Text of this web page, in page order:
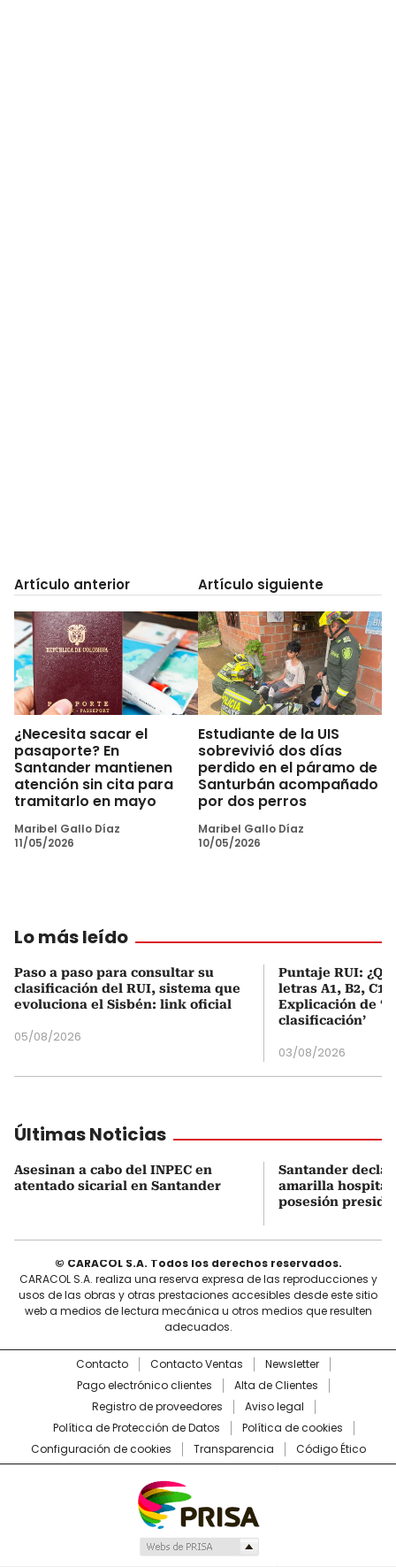
Artículo anterior
¿Necesita sacar el
pasaporte? En
Santander mantienen
atención sin cita para
tramitarlo en mayo
Maribel Gallo Díaz
11/05/2026
Artículo siguiente
Estudiante de la UIS
sobrevivió dos días
perdido en el páramo de
Santurbán acompañado
por dos perros
Maribel Gallo Díaz
10/05/2026
Lo más leído
Paso a paso para consultar su
clasificación del RUI, sistema que
evoluciona el Sisbén: link oficial
05/08/2026
Puntaje RUI:
letras A1, B2, C1
Explicación de
clasificación’
03/08/2026
Últimas Noticias
Asesinan a cabo del INPEC en
atentado sicarial en Santander
Santander
amarilla
posesión
© CARACOL S.A. Todos los derechos reservados.
CARACOL S.A. realiza una reserva expresa de las reproducciones y
usos de las obras y otras prestaciones accesibles desde este sitio
web a medios de lectura mecánica u otros medios que resulten
adecuados.
Contacto Contacto Ventas
Newsletter
Pago electrónico clientes
Alta de Clientes
Registro de proveedores
Aviso legal
Política de Protección de Datos
Política de cookies
Configuración de cookies
Transparencia Código Ético